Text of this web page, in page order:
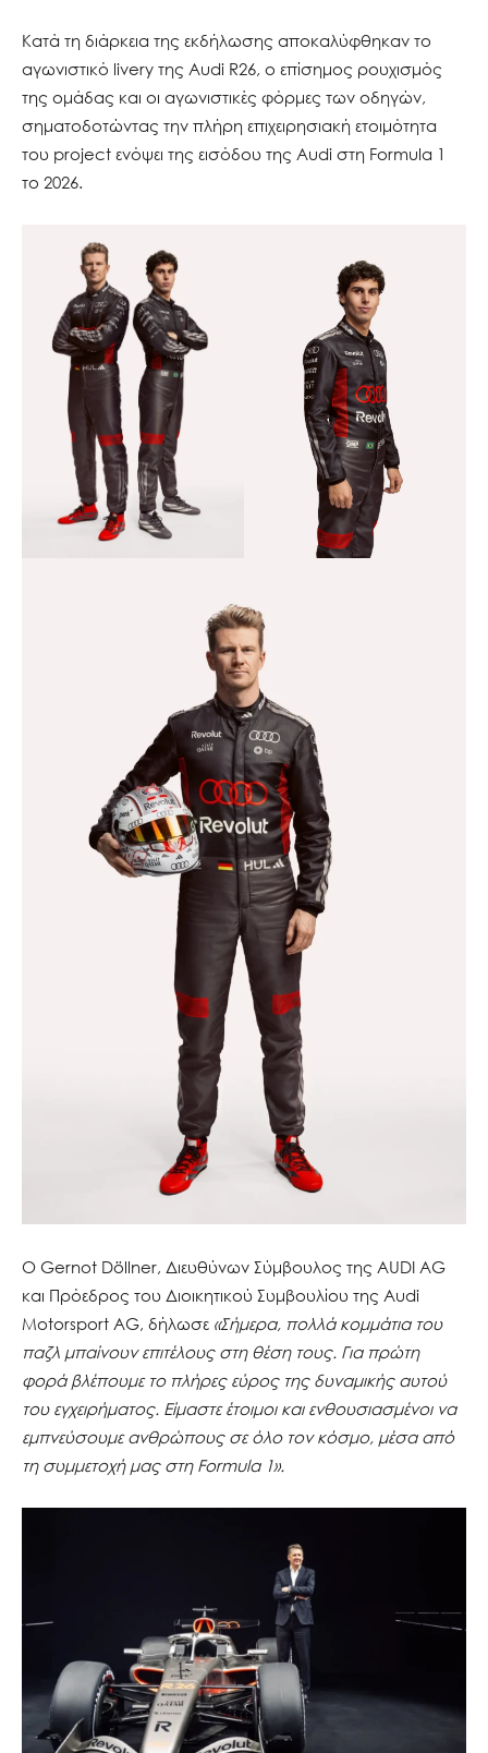
Κατά τη διάρκεια της εκδήλωσης αποκαλύφθηκαν το
αγωνιστικό livery της Audi R26, ο επίσημος ρουχισμός
της ομάδας και οι αγωνιστικές φόρμες των οδηγών,
σηματοδοτώντας την πλήρη επιχειρησιακή ετοιμότητα
του project ενόψει της εισόδου της Audi στη Formula 1
το 2026.
Ο Gernot Döllner, Διευθύνων Σύμβουλος της AUDI AG
και Πρόεδρος του Διοικητικού Συμβουλίου της Audi
Motorsport AG, δήλωσε «Σήμερα, πολλά κομμάτια του
παζλ μπαίνουν επιτέλους στη θέση τους. Για πρώτη
φορά βλέπουμε το πλήρες εύρος της δυναμικής αυτού
του εγχειρήματος. Είμαστε έτοιμοι και ενθουσιασμένοι να
εμπνεύσουμε ανθρώπους σε όλο τον κόσμο, μέσα από
τη συμμετοχή μας στη Formula 1».